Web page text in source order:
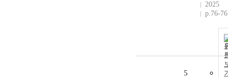
2025
p.76-76
5